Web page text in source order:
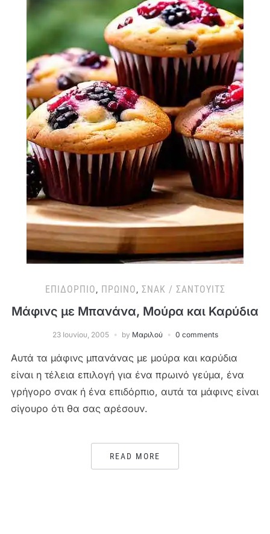
ΕΠΙΔΌΡΠΙΟ, ΠΡΩΙΝΌ, ΣΝΑΚ / ΣΆΝΤΟΥΙΤΣ
Μάφινς με Μπανάνα, Μούρα και Καρύδια
23 Ιουνίου, 2005 by Μαριλού 0 comments
Αυτά τα μάφινς μπανάνας με μούρα και καρύδια
είναι η τέλεια επιλογή για ένα πρωινό γεύμα, ένα
γρήγορο σνακ ή ένα επιδόρπιο, αυτά τα μάφινς είναι
σίγουρο ότι θα σας αρέσουν.
READ MORE